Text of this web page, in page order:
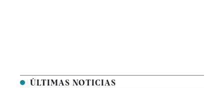
ÚLTIMAS NOTICIAS